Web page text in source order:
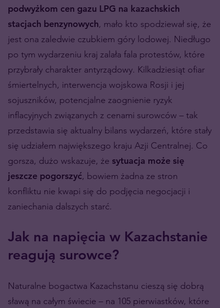
podwyżkom cen gazu LPG na kazachskich
stacjach benzynowych, mało kto spodziewał się, że
jest ona zaledwie czubkiem góry lodowej. Niedługo
po tym wydarzeniu kraj zalała fala protestów, które
przybrały charakter antyrządowy. Kilkadziesiąt ofiar
śmiertelnych, interwencja wojskowa Rosji i jej
sojuszników, potencjalne zaognienie ryzyk
inflacyjnych związanych z cenami surowców – tak
przedstawia się aktualny bilans wydarzeń, które stały
się udziałem największego kraju Azji Centralnej. Co
gorsza, dużo wskazuje, że sytuacja może się
jeszcze pogorszyć, bowiem żadna ze stron
konfliktu nie kwapi się do podjęcia negocjacji i
zaniechania dalszych starć.
Jak na napięcia w Kazachstanie
reagują surowce?
Naturalne bogactwa Kazachstanu cieszą się dobrą
sławą na całym świecie – na 105 pierwiastków, które